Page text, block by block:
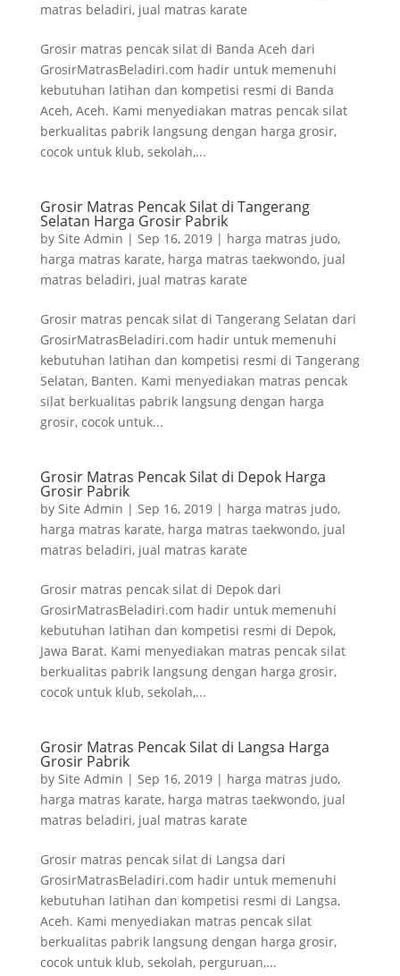
matras beladiri, jual matras karate
Grosir matras pencak silat di Banda Aceh dari
GrosirMatrasBeladiri.com hadir untuk memenuhi
kebutuhan latihan dan kompetisi resmi di Banda
Aceh, Aceh. Kami menyediakan matras pencak silat
berkualitas pabrik langsung dengan harga grosir,
cocok untuk klub, sekolah,...
Grosir Matras Pencak Silat di Tangerang
Selatan Harga Grosir Pabrik
by Site Admin | Sep 16, 2019| harga matras judo,
harga matras karate, harga matras taekwondo, jual
matras beladiri, jual matras karate
Grosir matras pencak silat di Tangerang Selatan dari
GrosirMatrasBeladiri.com hadir untuk memenuhi
kebutuhan latihan dan kompetisi resmi di Tangerang
Selatan, Banten. Kami menyediakan matras pencak
silat berkualitas pabrik langsung dengan harga
grosir, cocok untuk...
Grosir Matras Pencak Silat di Depok Harga
Grosir Pabrik
by Site Admin | Sep 16, 2019| harga matras judo,
harga matras karate, harga matras taekwondo, jual
matras beladiri, jual matras karate
Grosir matras pencak silat di Depok dari
GrosirMatrasBeladiri.com hadir untuk memenuhi
kebutuhan latihan dan kompetisi resmi di Depok,
Jawa Barat. Kami menyediakan matras pencak silat
berkualitas pabrik langsung dengan harga grosir,
cocok untuk klub, sekolah,...
Grosir Matras Pencak Silat di Langsa Harga
Grosir Pabrik
by Site Admin | Sep 16, 2019| harga matras judo,
harga matras karate, harga matras taekwondo, jual
matras beladiri, jual matras karate
Grosir matras pencak silat di Langsa dari
GrosirMatrasBeladiri.com hadir untuk memenuhi
kebutuhan latihan dan kompetisi resmi di Langsa,
Aceh. Kami menyediakan matras pencak silat
berkualitas pabrik langsung dengan harga grosir,
cocok untuk klub, sekolah, perguruan,...